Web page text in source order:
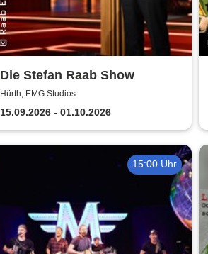
Die Stefan Raab Show
Hürth, EMG Studios
15.09.2026 - 01.10.2026
15:00 Uhr